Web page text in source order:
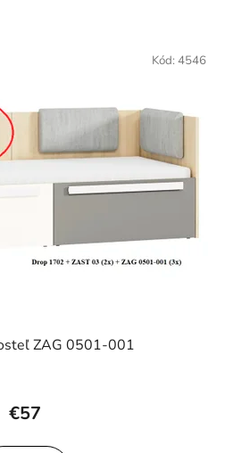
ZAG 0501-001
€57
Kód: 4546